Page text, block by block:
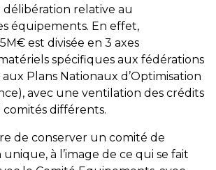
relative au
équipements. En effet,
est divisée en 3 axes
spécifiques aux fédérations
Plans Nationaux d’Optimisation
avec une ventilation des crédits
différents.
de conserver un comité de
à l’image de ce qui se fait